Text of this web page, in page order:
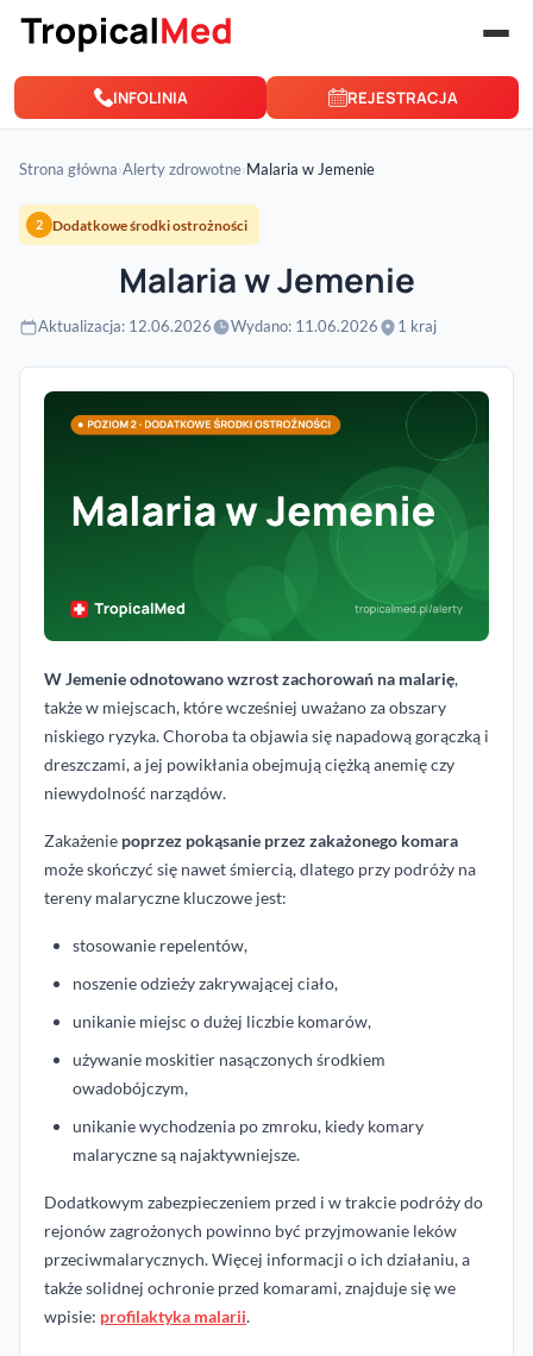
Przejdź do treści
INFOLINIA REJESTRACJA
Strona główna›Alerty zdrowotne›Malaria w Jemenie
2 Dodatkowe środki ostrożności
Malaria w Jemenie
Aktualizacja: 12.06.2026 Wydano: 11.06.2026 1 kraj
W Jemenie odnotowano wzrost zachorowań na malarię,
także w miejscach, które wcześniej uważano za obszary
niskiego ryzyka. Choroba ta objawia się napadową gorączką i
dreszczami, a jej powikłania obejmują ciężką anemię czy
niewydolność narządów.
Zakażenie poprzez pokąsanie przez zakażonego komara
może skończyć się nawet śmiercią, dlatego przy podróży na
tereny malaryczne kluczowe jest:
stosowanie repelentów,
noszenie odzieży zakrywającej ciało,
unikanie miejsc o dużej liczbie komarów,
używanie moskitier nasączonych środkiem
owadobójczym,
unikanie wychodzenia po zmroku, kiedy komary
malaryczne są najaktywniejsze.
Dodatkowym zabezpieczeniem przed i w trakcie podróży do
rejonów zagrożonych powinno być przyjmowanie leków
przeciwmalarycznych. Więcej informacji o ich działaniu, a
także solidnej ochronie przed komarami, znajduje się we
wpisie: profilaktyka malarii.